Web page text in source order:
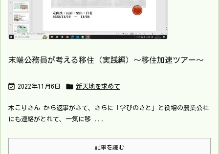
末端公務員が考える移住（実践編）～移住加速ツアー～
 2022年11月6日  新天地を求めて
木こりさん から返事がきて、さらに「学びのさと」と役場の農業公社
にも連絡がとれて、一気に移 ...
記事を読む